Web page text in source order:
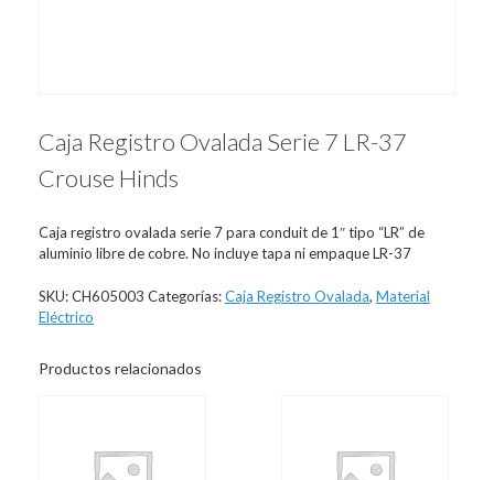
Caja Registro Ovalada Serie 7 LR-37
Crouse Hinds
Caja registro ovalada serie 7 para conduit de 1″ tipo “LR” de
aluminio libre de cobre. No incluye tapa ni empaque LR-37
SKU:CH605003 Categorías:Caja Registro Ovalada, Material
Eléctrico
Productos relacionados